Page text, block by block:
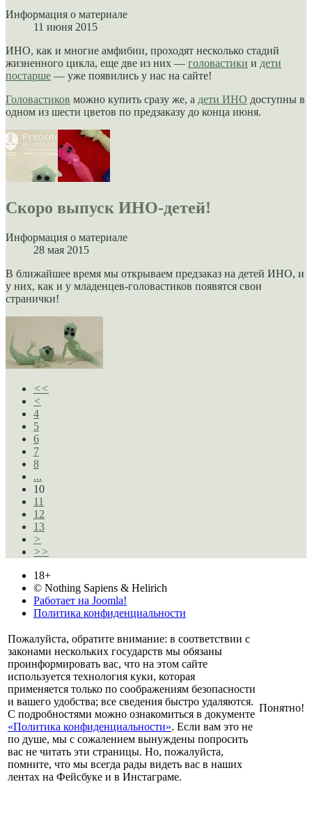
Информация о материале
11 июня 2015
ИНО, как и многие амфибии, проходят несколько стадий
жизненного цикла, еще две из них — головастики и дети
постарше — уже появились у нас на сайте!
Головастиков можно купить сразу же, а дети ИНО доступны в
одном из шести цветов по предзаказу до конца июня.
Скоро выпуск ИНО-детей!
Информация о материале
28 мая 2015
В ближайшее время мы открываем предзаказ на детей ИНО, и
у них, как и у младенцев-головастиков появятся свои
странички!
<<
<
4
5
6
7
8
...
10
11
12
13
>
>>
18+
© Nothing Sapiens & Helirich
Работает на Joomla!
Политика конфиденциальности
Пожалуйста, обратите внимание: в соответствии с
законами нескольких государств мы обязаны
проинформировать вас, что на этом сайте
используется технология куки, которая
применяется только по соображениям безопасности
и вашего удобства; все сведения быстро удаляются.
С подробностями можно ознакомиться в документе
«Политика конфиденциальности». Если вам это не
по душе, мы с сожалением вынуждены попросить
вас не читать эти страницы. Но, пожалуйста,
помните, что мы всегда рады видеть вас в наших
лентах на Фейсбуке и в Инстаграме.
Понятно!